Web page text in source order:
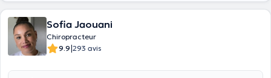
Sofia Jaouani
Chiropracteur
9.9|293 avis